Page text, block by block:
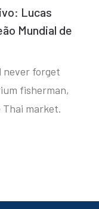
Lucas
Mundial de
never forget
fisherman,
market.